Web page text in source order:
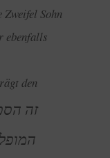
Sohn
ebenfalls
den
זה